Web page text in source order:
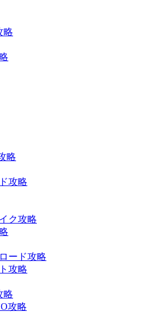
略
略
攻略
ク攻略
ード攻略
攻略
略
攻略